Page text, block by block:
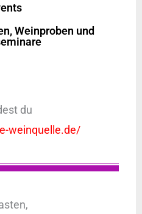
Weinproben und
du
weinquelle.de/